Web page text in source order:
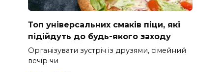
Топ універсальних смаків піци, які
підійдуть до будь-якого заходу
Організувати зустріч із друзями, сімейний
вечір чи